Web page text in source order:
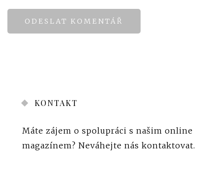
KONTAKT
Máte zájem o spolupráci s našim online
magazínem? Neváhejte nás kontaktovat.